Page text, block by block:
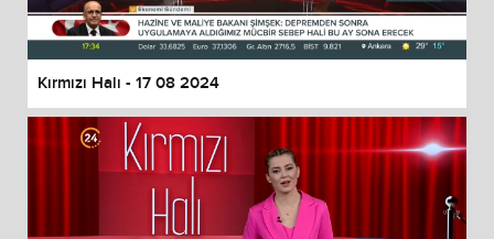
Kırmızı Halı - 17 08 2024